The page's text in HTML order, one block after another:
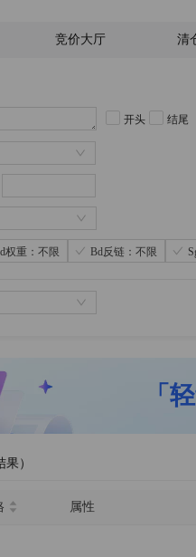
竞价大厅 清
开头 结尾
权重：不限 Bd反链：不限
「
）
属性